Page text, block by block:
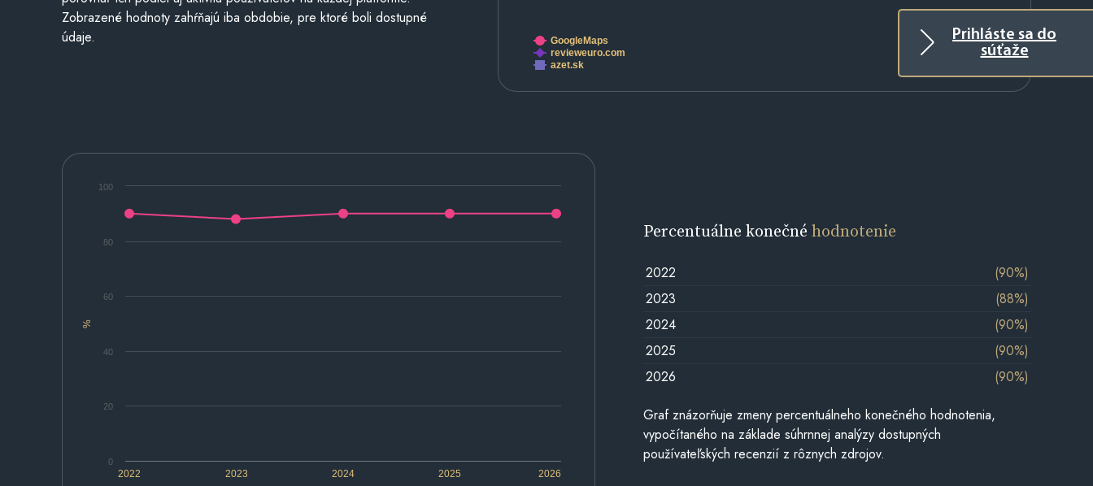
Prihláste sa do
súťaže
GoogleMaps
revieweuro.com
azet.sk
Zobrazené hodnoty zahŕňajú iba obdobie, pre ktoré boli dostupné
údaje.
%
2022 2023 2024 2025 2026
0
20
40
60
80
100
Percentuálne konečnéhodnotenie
2022
(90%)
2023
(88%)
2024
(90%)
2025
(90%)
2026
(90%)
Graf znázorňuje zmeny percentuálneho konečného hodnotenia,
vypočítaného na základe súhrnnej analýzy dostupných
používateľských recenzií z rôznych zdrojov.